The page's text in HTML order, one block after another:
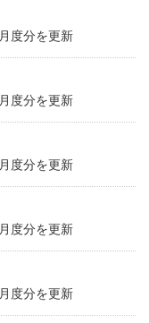
度分を更新
度分を更新
度分を更新
度分を更新
度分を更新